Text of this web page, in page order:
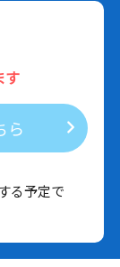
す
ら
る予定で